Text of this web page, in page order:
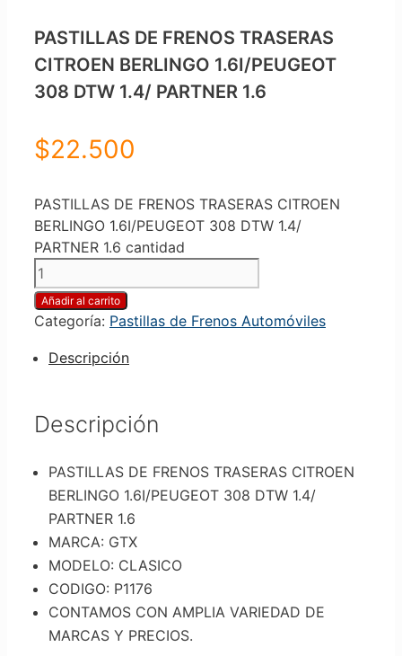
PASTILLAS DE FRENOS TRASERAS
CITROEN BERLINGO 1.6I/PEUGEOT
308 DTW 1.4/ PARTNER 1.6
$22.500
PASTILLAS DE FRENOS TRASERAS CITROEN
BERLINGO 1.6I/PEUGEOT 308 DTW 1.4/
PARTNER 1.6 cantidad
Añadir al carrito
Categoría: Pastillas de Frenos Automóviles
Descripción
Descripción
PASTILLAS DE FRENOS TRASERAS CITROEN
BERLINGO 1.6I/PEUGEOT 308 DTW 1.4/
PARTNER 1.6
MARCA: GTX
MODELO: CLASICO
CODIGO: P1176
CONTAMOS CON AMPLIA VARIEDAD DE
MARCAS Y PRECIOS.